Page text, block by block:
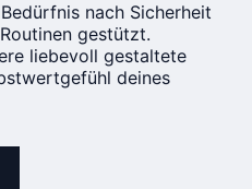
nach Sicherheit
gestützt.
liebevoll gestaltete
deines